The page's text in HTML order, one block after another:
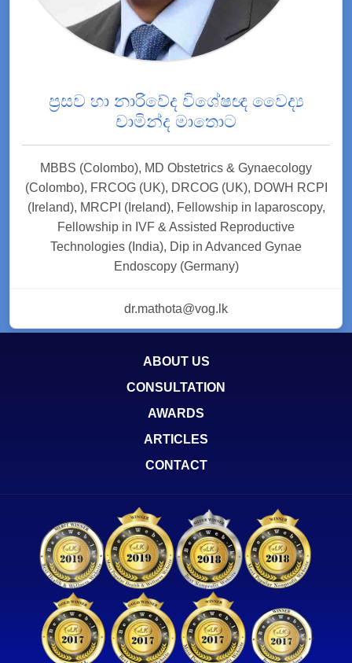
ප්‍රසව හා නාරිවේද විශේෂඥ වෛද්‍ය
චාමින්ද මාතොට
MBBS (Colombo), MD Obstetrics & Gynaecology
(Colombo), FRCOG (UK), DRCOG (UK), DOWH RCPI
(Ireland), MRCPI (Ireland), Fellowship in laparoscopy,
Fellowship in IVF & Assisted Reproductive
Technologies (India), Dip in Advanced Gynae
Endoscopy (Germany)
dr.mathota@vog.lk
ABOUT US
CONSULTATION
AWARDS
ARTICLES
CONTACT